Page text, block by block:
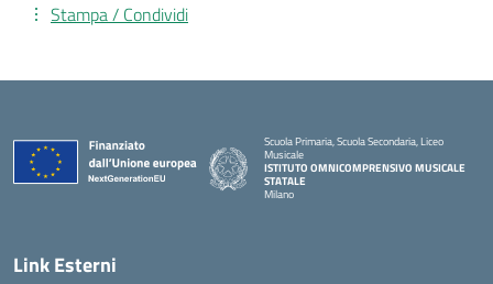
Stampa / Condividi
Scuola Primaria, Scuola Secondaria, Liceo
Musicale
ISTITUTO OMNICOMPRENSIVO MUSICALE
STATALE
Milano
Link Esterni